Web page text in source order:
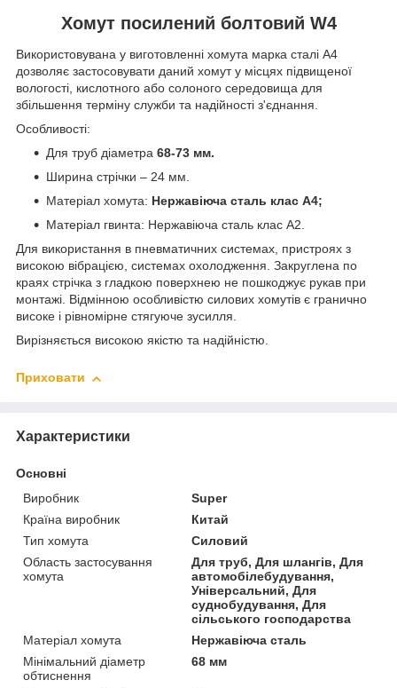
Хомут посилений болтовий W4
Використовувана у виготовленні хомута марка сталі А4
дозволяє застосовувати даний хомут у місцях підвищеної
вологості, кислотного або солоного середовища для
збільшення терміну служби та надійності з'єднання.
Особливості:
Для труб діаметра 68-73 мм.
Ширина стрічки – 24 мм.
Матеріал хомута: Нержавіюча сталь клас А4;
Матеріал гвинта: Нержавіюча сталь клас А2.
Для використання в пневматичних системах, пристроях з
високою вібрацією, системах охолодження. Закруглена по
краях стрічка з гладкою поверхнею не пошкоджує рукав при
монтажі. Відмінною особливістю силових хомутів є гранично
високе і рівномірне стягуюче зусилля.
Вирізняється високою якістю та надійністю.
Приховати
Характеристики
Основні
Виробник
Super
Країна виробник
Китай
Тип хомута
Силовий
Область застосування
хомута
Для труб, Для шлангів, Для
автомобілебудування,
Універсальний, Для
суднобудування, Для
сільського господарства
Матеріал хомута
Нержавіюча сталь
Мінімальний діаметр
обтиснення
68 мм